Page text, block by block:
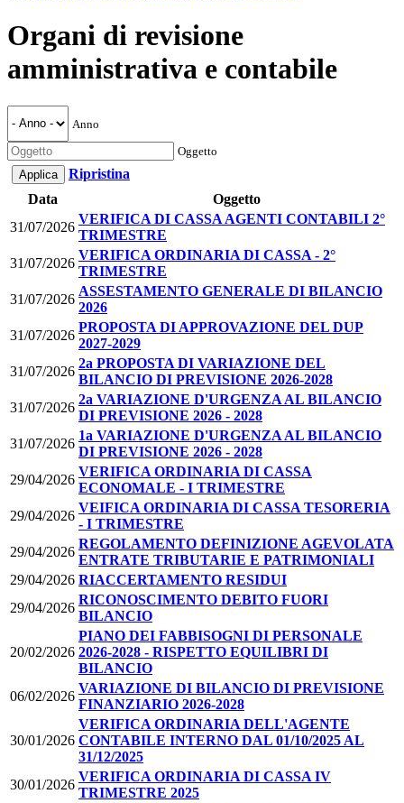
Organi di revisione
amministrativa e contabile
Anno
Oggetto
Ripristina
Data
Oggetto
31/07/2026
VERIFICA DI CASSA AGENTI CONTABILI 2°
TRIMESTRE
31/07/2026
VERIFICA ORDINARIA DI CASSA - 2°
TRIMESTRE
31/07/2026
ASSESTAMENTO GENERALE DI BILANCIO
2026
31/07/2026
PROPOSTA DI APPROVAZIONE DEL DUP
2027-2029
31/07/2026
2a PROPOSTA DI VARIAZIONE DEL
BILANCIO DI PREVISIONE 2026-2028
31/07/2026
2a VARIAZIONE D'URGENZA AL BILANCIO
DI PREVISIONE 2026 - 2028
31/07/2026
1a VARIAZIONE D'URGENZA AL BILANCIO
DI PREVISIONE 2026 - 2028
29/04/2026
VERIFICA ORDINARIA DI CASSA
ECONOMALE - I TRIMESTRE
29/04/2026
VEIFICA ORDINARIA DI CASSA TESORERIA
- I TRIMESTRE
29/04/2026
REGOLAMENTO DEFINIZIONE AGEVOLATA
ENTRATE TRIBUTARIE E PATRIMONIALI
29/04/2026 RIACCERTAMENTO RESIDUI
29/04/2026
RICONOSCIMENTO DEBITO FUORI
BILANCIO
20/02/2026
PIANO DEI FABBISOGNI DI PERSONALE
2026-2028 - RISPETTO EQUILIBRI DI
BILANCIO
06/02/2026
VARIAZIONE DI BILANCIO DI PREVISIONE
FINANZIARIO 2026-2028
30/01/2026
VERIFICA ORDINARIA DELL'AGENTE
CONTABILE INTERNO DAL 01/10/2025 AL
31/12/2025
30/01/2026
VERIFICA ORDINARIA DI CASSA IV
TRIMESTRE 2025